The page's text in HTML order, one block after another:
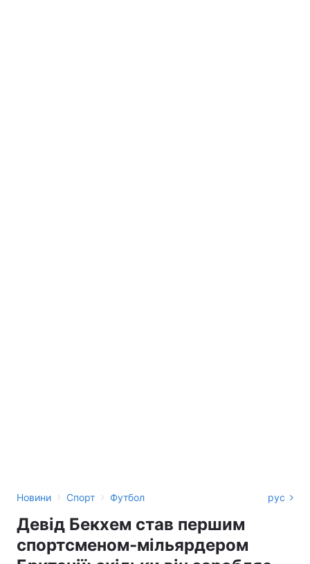
Новини › Спорт › Футбол рус
Девід Бекхем став першим
спортсменом-мільярдером